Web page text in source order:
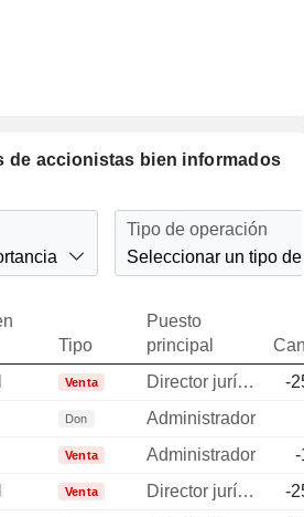
de accionistas bien informados
Tipo de operación
Seleccionar un tipo
Tipo
Puesto
principal
Venta Director jurídico
-
Don
Administrador
Venta Administrador
-
Venta Director jurídico
-